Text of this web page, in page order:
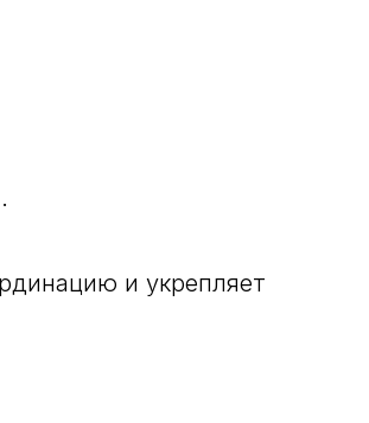
и укрепляет